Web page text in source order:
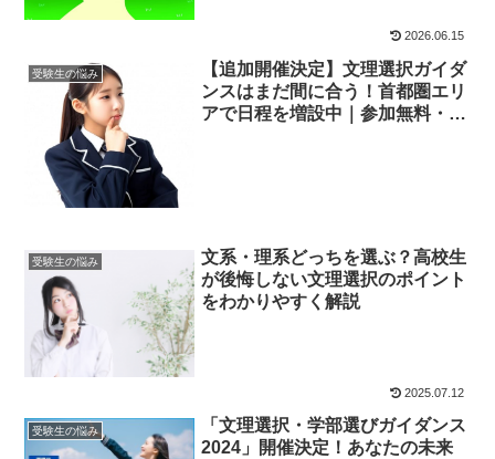
2026.06.15
受験生の悩み
【追加開催決定】文理選択ガイダ
ンスはまだ間に合う！首都圏エリ
アで日程を増設中｜参加無料・高
受験生の悩み
文系・理系どっちを選ぶ？高校生
が後悔しない文理選択のポイント
をわかりやすく解説
2025.07.12
受験生の悩み
「文理選択・学部選びガイダンス
2024」開催決定！あなたの未来